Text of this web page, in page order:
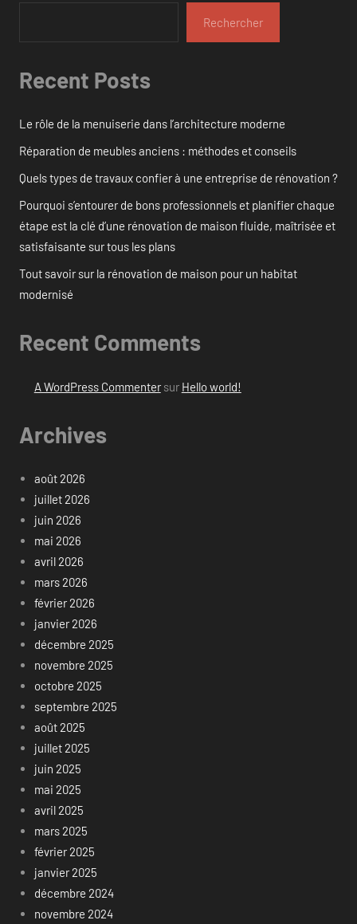
Rechercher
Recent Posts
Le rôle de la menuiserie dans l’architecture moderne
Réparation de meubles anciens : méthodes et conseils
Quels types de travaux confier à une entreprise de rénovation ?
Pourquoi s’entourer de bons professionnels et planifier chaque
étape est la clé d’une rénovation de maison fluide, maîtrisée et
satisfaisante sur tous les plans
Tout savoir sur la rénovation de maison pour un habitat
modernisé
Recent Comments
A WordPress Commentersur Hello world!
Archives
août 2026
juillet 2026
juin 2026
mai 2026
avril 2026
mars 2026
février 2026
janvier 2026
décembre 2025
novembre 2025
octobre 2025
septembre 2025
août 2025
juillet 2025
juin 2025
mai 2025
avril 2025
mars 2025
février 2025
janvier 2025
décembre 2024
novembre 2024